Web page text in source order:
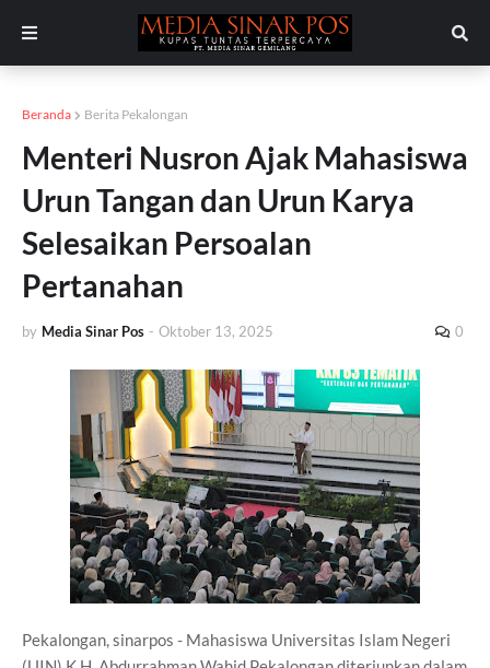
Beranda Berita Pekalongan
Menteri Nusron Ajak Mahasiswa
Urun Tangan dan Urun Karya
Selesaikan Persoalan
Pertanahan
by Media Sinar Pos - Oktober 13, 2025 0
Pekalongan, sinarpos - Mahasiswa Universitas Islam Negeri